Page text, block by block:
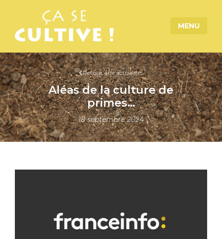
MENU
Retour aux actualités
Aléas de la culture de
primes…
18 septembre 2024